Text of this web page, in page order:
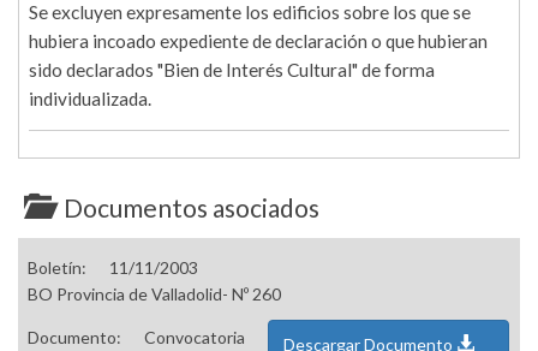
Se excluyen expresamente los edificios sobre los que se
hubiera incoado expediente de declaración o que hubieran
sido declarados "Bien de Interés Cultural" de forma
individualizada.
Documentos asociados
Boletín:
11/11/2003
BO Provincia de Valladolid- Nº 260
Documento: Convocatoria Descargar Documento